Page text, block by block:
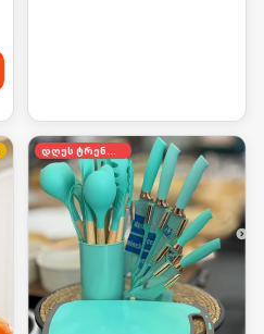
დღეს ტრენდში